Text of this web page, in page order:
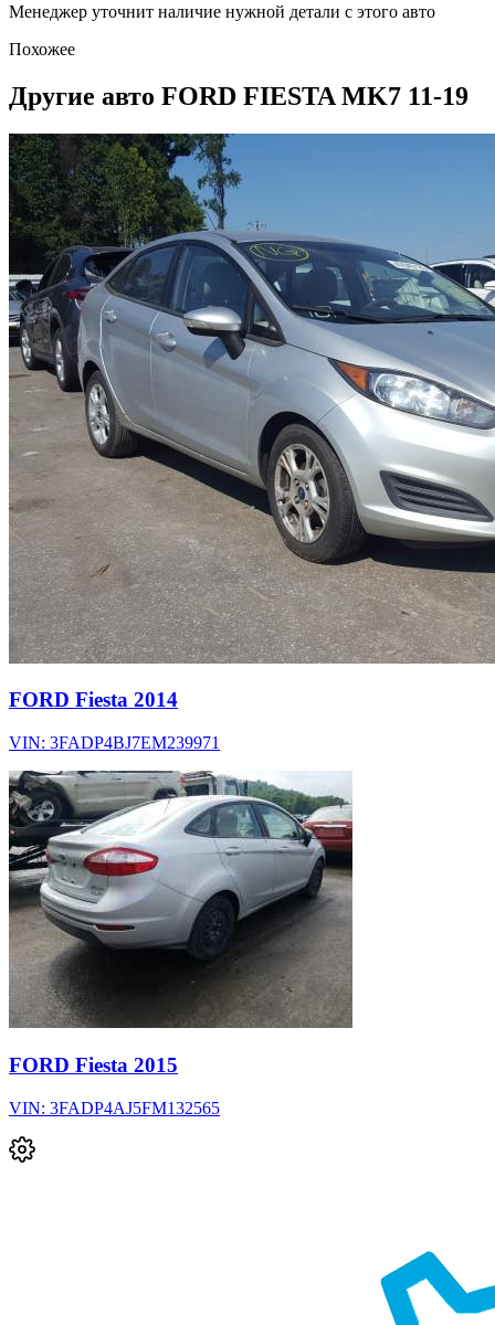
Менеджер уточнит наличие нужной детали с этого авто
Похожее
Другие авто FORD FIESTA MK7 11-19
FORD Fiesta 2014
VIN: 3FADP4BJ7EM239971
FORD Fiesta 2015
VIN: 3FADP4AJ5FM132565